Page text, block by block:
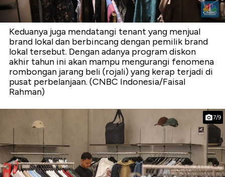
Keduanya juga mendatangi tenant yang menjual
brand lokal dan berbincang dengan pemilik brand
lokal tersebut. Dengan adanya program diskon
akhir tahun ini akan mampu mengurangi fenomena
rombongan jarang beli (rojali) yang kerap terjadi di
pusat perbelanjaan. (CNBC Indonesia/Faisal
Rahman)
7/9